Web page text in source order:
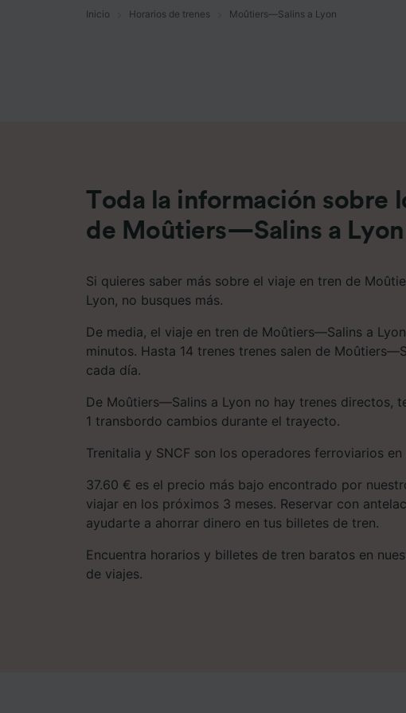
Inicio Horarios de trenes Moûtiers—Salins a Lyon
Toda la información sobre
de Moûtiers—Salins a Lyon
Si quieres saber más sobre el viaje en tren de
Lyon, no busques más.
De media, el viaje en tren de Moûtiers—Salins a
minutos. Hasta 14 trenes trenes salen de
cada día.
De Moûtiers—Salins a Lyon no hay trenes directos,
1 transbordo cambios durante el trayecto.
Trenitalia y SNCF son los operadores ferroviarios en
37.60 € es el precio más bajo encontrado por
viajar en los próximos 3 meses. Reservar con
ayudarte a ahorrar dinero en tus billetes de tren.
Encuentra horarios y billetes de tren baratos en
de viajes.
Lista de